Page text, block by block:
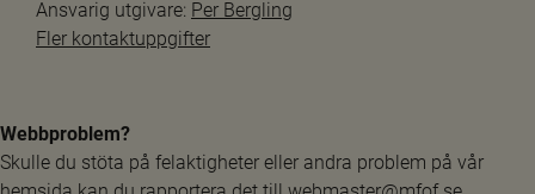
Ansvarig utgivare: Per Bergling
Fler kontaktuppgifter
Webbproblem?
Skulle du stöta på felaktigheter eller andra problem på vår